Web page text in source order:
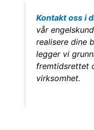
Kontakt oss i
vår
realisere dine
legger vi
fremtidsrettet
virksomhet.